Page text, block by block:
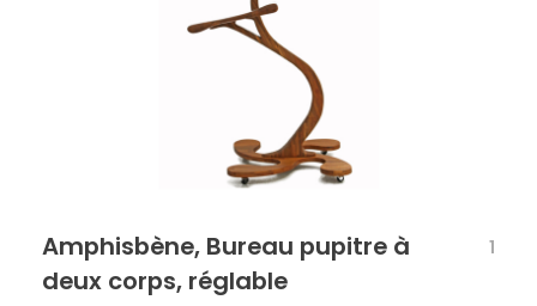
Amphisbène, Bureau pupitre à
deux corps, réglable
1